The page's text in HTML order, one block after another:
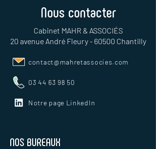
Nous contacter
Cabinet MAHR & ASSOCIÉS
20 avenue André Fleury - 60500 Chantilly
contact@mahretassocies.com
03 44 63 98 50
Notre page LinkedIn
NOS BUREAUX